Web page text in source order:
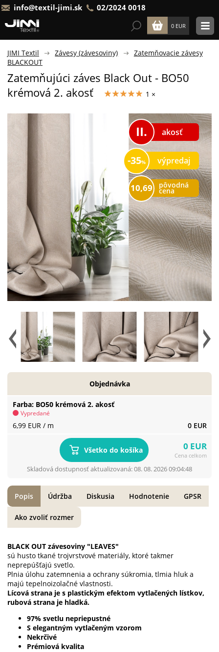
info@textil-jimi.sk 02/2024 0018
0 EUR
JIMI Textil Závesy (závesoviny)
Zatemňovacie závesy
BLACKOUT
Zatemňujúci záves Black Out - BO50
krémová 2. akosť
1 ×
akosť
výpredaj
35
pôvodná
cena
10,69
Farba BO50 krémová 2. akosť
6,99 EUR / m 0 EUR
Vypredané
Objednávka
Všetko do košíka 0 EUR
Cena celkom
Skladová dostupnosť aktualizovaná: 08. 08. 2026 09:04:48
BLACK OUT závesoviny "LEAVES"
sú husto tkané trojvrstvové materiály, ktoré takmer
neprepúšťajú svetlo.
Plnia úlohu zatemnenia a ochrany súkromia, tlmia hluk a
majú tepelnoizolačné vlastnosti.
Lícová strana je s plastickým efektom vytlačených lístkov,
rubová strana je hladká.
97% svetlu nepriepustné
S elegantným vytlačeným vzorom
Nekrčivé
Prémiová kvalita
Popis Údržba Diskusia Hodnotenie GPSR
Ako zvoliť rozmer